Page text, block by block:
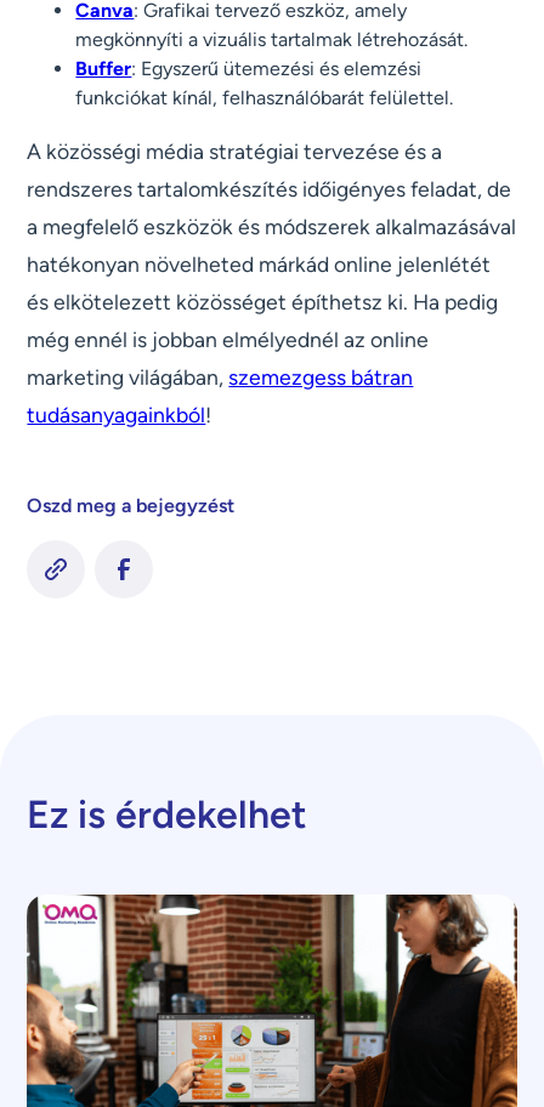
Canva: Grafikai tervező eszköz, amely
megkönnyíti a vizuális tartalmak létrehozását.
Buffer: Egyszerű ütemezési és elemzési
funkciókat kínál, felhasználóbarát felülettel.
A közösségi média stratégiai tervezése és a
rendszeres tartalomkészítés időigényes feladat, de
a megfelelő eszközök és módszerek alkalmazásával
hatékonyan növelheted márkád online jelenlétét
és elkötelezett közösséget építhetsz ki. Ha pedig
még ennél is jobban elmélyednél az online
marketing világában, szemezgess bátran
tudásanyagainkból!
Oszd meg a bejegyzést
Ez is érdekelhet